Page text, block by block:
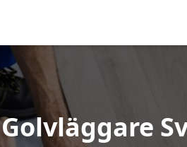
Golvläggare